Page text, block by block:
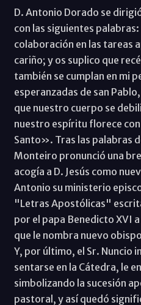
D. Antonio Dorado se
con las siguientes
colaboración en las tareas
cariño; y os suplico que
también se cumplan en mi
esperanzadas de san
que nuestro cuerpo se
nuestro espíritu florece
Santo». Tras las palabras
Monteiro pronunció una
acogía a D. Jesús como
Antonio su ministerio
"Letras Apostólicas"
por el papa Benedicto XVI
que le nombra nuevo
Y, por último, el Sr. Nuncio
sentarse en la Cátedra, le
simbolizando la sucesión
pastoral, y así quedó